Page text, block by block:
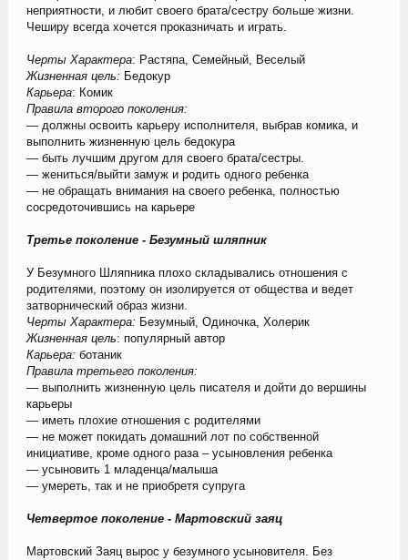
неприятности, и любит своего брата/сестру больше жизни.
Чеширу всегда хочется проказничать и играть.
Черты Характера: Растяпа, Семейный, Веселый
Жизненная цель: Бедокур
Карьера: Комик
Правила второго поколения:
— должны освоить карьеру исполнителя, выбрав комика, и
выполнить жизненную цель бедокура
— быть лучшим другом для своего брата/сестры.
— жениться/выйти замуж и родить одного ребенка
— не обращать внимания на своего ребенка, полностью
сосредоточившись на карьере
Третье поколение - Безумный шляпник
У Безумного Шляпника плохо складывались отношения с
родителями, поэтому он изолируется от общества и ведет
затворнический образ жизни.
Черты Характера: Безумный, Одиночка, Холерик
Жизненная цель: популярный автор
Карьера: ботаник
Правила третьего поколения:
— выполнить жизненную цель писателя и дойти до вершины
карьеры
— иметь плохие отношения с родителями
— не может покидать домашний лот по собственной
инициативе, кроме одного раза – усыновления ребенка
— усыновить 1 младенца/малыша
— умереть, так и не приобретя супруга
Четвертое поколение - Мартовский заяц
Мартовский Заяц вырос у безумного усыновителя. Без